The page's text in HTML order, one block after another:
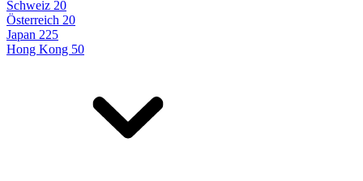
Schweiz 20
Österreich 20
Japan 225
Hong Kong 50